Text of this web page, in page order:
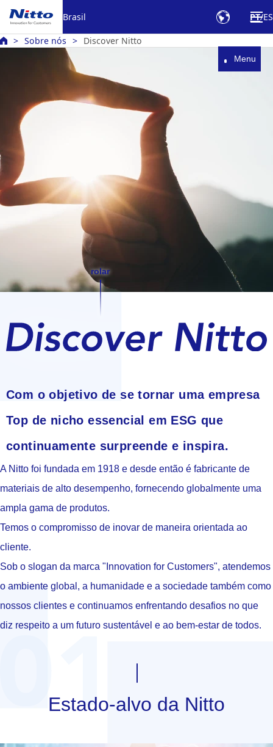
Brasil PT ES
Sobre nós Discover Nitto
Com o objetivo de se tornar uma empresa
Top de nicho essencial em ESG que
continuamente surpreende e inspira.
rolar
Menu
A Nitto foi fundada em 1918 e desde então é fabricante de
materiais de alto desempenho, fornecendo globalmente uma
ampla gama de produtos.
Temos o compromisso de inovar de maneira orientada ao
cliente.
Sob o slogan da marca "Innovation for Customers", atendemos
o ambiente global, a humanidade e a sociedade também como
nossos clientes e continuamos enfrentando desafios no que
diz respeito a um futuro sustentável e ao bem-estar de todos.
Estado-alvo da Nitto